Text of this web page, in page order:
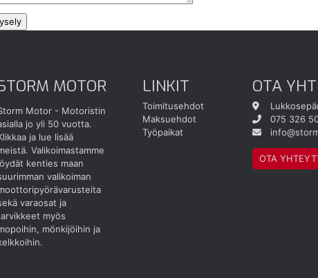
MOTOR
Motor - Motoristin
jo yli 50 vuotta.
ja lue lisää
Valikoimastamme
kenties maan
valikoiman
varaosat ja
myös
mönkijöihin ja
LINKIT
Toimitusehdot
Maksuehdot
Työpaikat
OTA
075 326
OTA